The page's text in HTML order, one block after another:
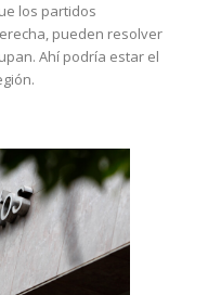
los partidos
pueden resolver
Ahí podría estar el